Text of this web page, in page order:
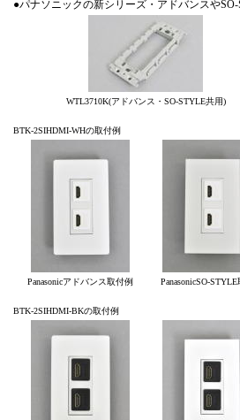
●パナソニックの新シリーズ・アドバンスや
WTL3710K(アドバンス・SO-STYLE共用)
BTK-2SIHDMI-WHの取付例
Panasonicアドバンス取付例 PanasonicSO-
BTK-2SIHDMI-BKの取付例